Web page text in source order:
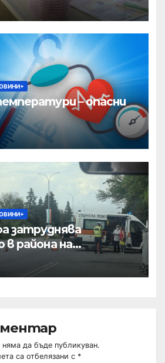
– опасни
затруднява
района на
да бъде публикуван.
са отбелязани с *